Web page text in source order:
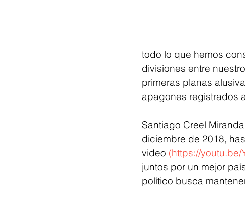
todo lo que hemos
divisiones entre
primeras planas
apagones registrados
Santiago Creel
diciembre de 2018,
video (https://youtu.be/
juntos por un mejor
político busca